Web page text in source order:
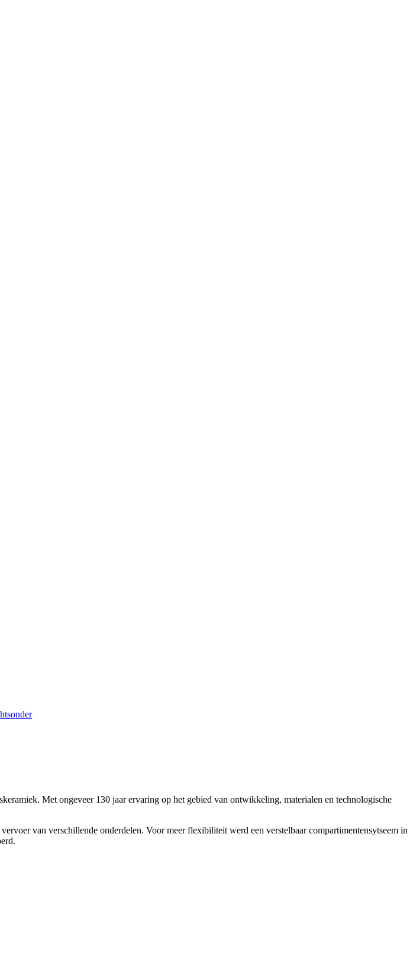
Met ongeveer 130 jaar ervaring op het gebied van ontwikkeling, materialen en technologische
van verschillende onderdelen. Voor meer flexibiliteit werd een verstelbaar compartimentensytseem in